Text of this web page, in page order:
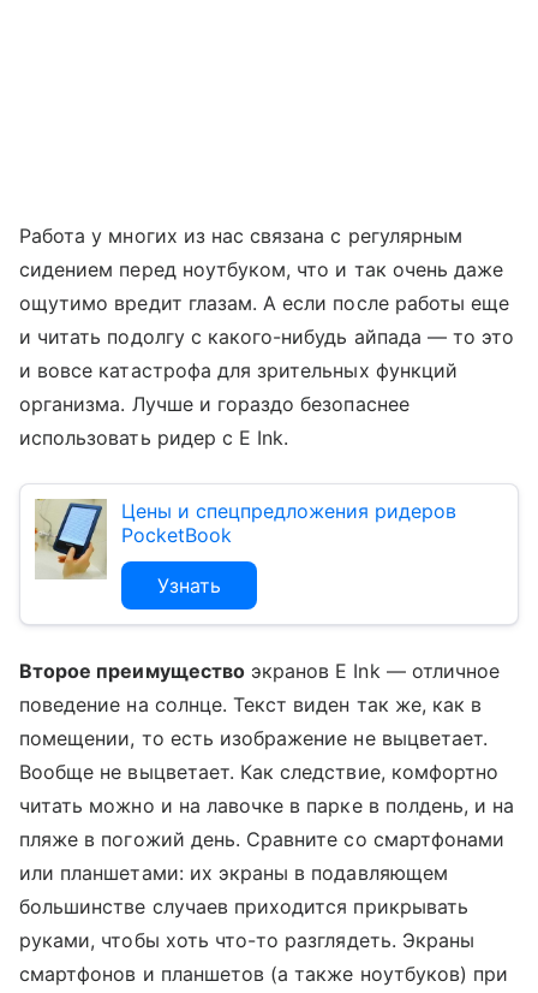
Работа у многих из нас связана с регулярным
сидением перед ноутбуком, что и так очень даже
ощутимо вредит глазам. А если после работы еще
и читать подолгу с какого-нибудь айпада — то это
и вовсе катастрофа для зрительных функций
организма. Лучше и гораздо безопаснее
использовать ридер с E Ink.
Цены и спецпредложения ридеров
PocketBook
Узнать
Второе преимуществоэкранов E Ink — отличное
поведение на солнце. Текст виден так же, как в
помещении, то есть изображение не выцветает.
Вообще не выцветает. Как следствие, комфортно
читать можно и на лавочке в парке в полдень, и на
пляже в погожий день. Сравните со смартфонами
или планшетами: их экраны в подавляющем
большинстве случаев приходится прикрывать
руками, чтобы хоть что-то разглядеть. Экраны
смартфонов и планшетов (а также ноутбуков) при